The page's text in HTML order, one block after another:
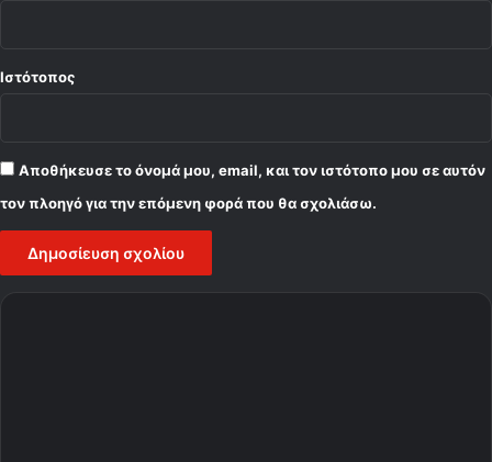
Ιστότοπος
Αποθήκευσε το όνομά μου, email, και τον ιστότοπο μου σε αυτόν
τον πλοηγό για την επόμενη φορά που θα σχολιάσω.